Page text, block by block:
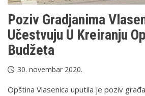
Poziv Gradjanima
Učestvuju U Kreiranju
Budžeta
30. novembar 2020.
Opština Vlasenica uputila je poziv